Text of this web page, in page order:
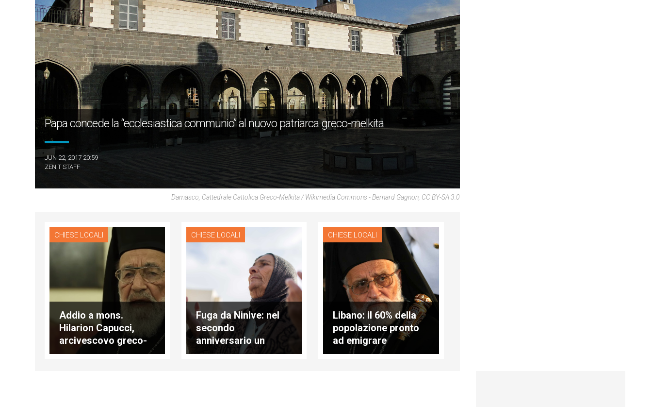
Papa concede la “ecclesiastica communio” al nuovo patriarca greco-melkita
JUN 22, 2017 20:59
ZENIT STAFF
Damasco, Cattedrale Cattolica Greco-Melkita / Wikimedia Commons - Bernard Gagnon, CC BY-SA 3.0
CHIESE LOCALI
Addio a mons.
Hilarion Capucci,
arcivescovo greco-
melchita
CHIESE LOCALI
Fuga da Ninive: nel
secondo
anniversario un
pellegrinaggio al
CHIESE LOCALI
Libano: il 60% della
popolazione pronto
ad emigrare